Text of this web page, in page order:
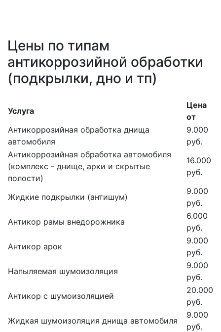
Цены по типам
антикоррозийной обработки
(подкрылки, дно и тп)
Услуга
Цена
от
Антикоррозийная обработка днища
автомобиля
9.000
руб.
Антикоррозийная обработка автомобиля
(комплекс - днище, арки и скрытые
полости)
16.000
руб.
Жидкие подкрылки (антишум)
9.000
руб.
Антикор рамы внедорожника
6.000
руб.
Антикор арок
9.000
руб.
Напыляемая шумоизоляция
9.000
руб.
Антикор с шумоизоляцией
20.000
руб.
Жидкая шумоизоляция днища автомобиля
9.000
руб.